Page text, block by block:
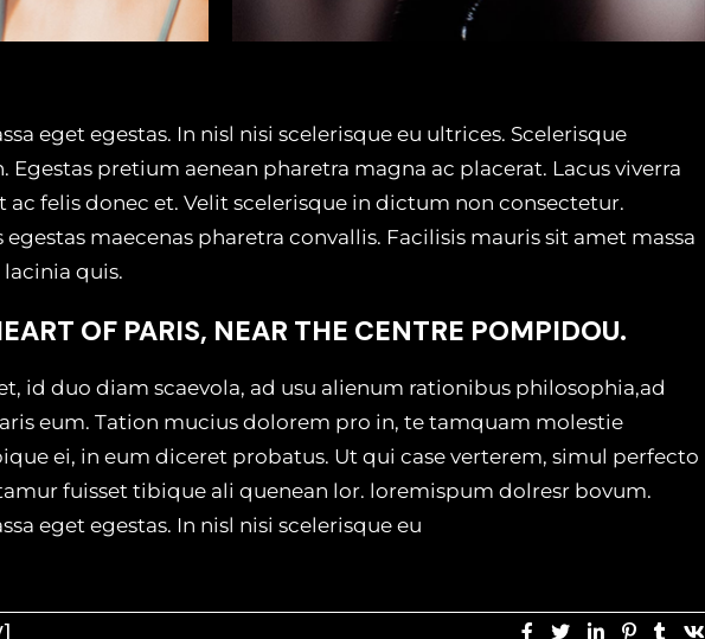
eget egestas. In nisl nisi scelerisque eu ultrices. Scelerisque
pretium aenean pharetra magna ac placerat. Lacus viverra
ac felis donec et. Velit scelerisque in dictum non consectetur.
maecenas pharetra convallis. Facilisis mauris sit amet massa
quis.
OF PARIS, NEAR THE CENTRE POMPIDOU.
id duo diam scaevola, ad usu alienum rationibus philosophia,ad
eum. Tation mucius dolorem pro in, te tamquam molestie
ei, in eum diceret probatus. Ut qui case verterem, simul perfecto
fuisset tibique ali quenean lor. loremispum dolresr bovum.
eget egestas. In nisl nisi scelerisque eu